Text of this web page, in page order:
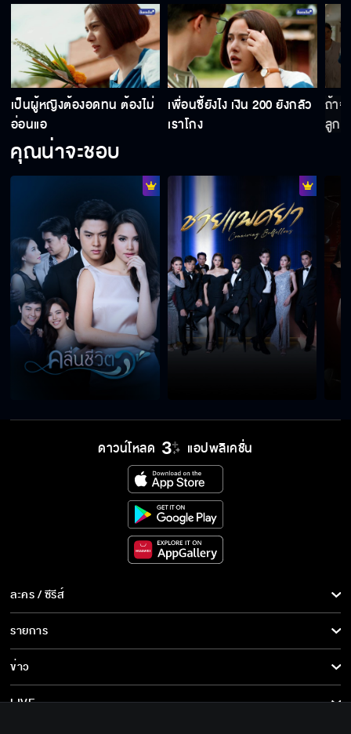
เป็นผู้หญิงต้องอดทน ต้องไม่
อ่อนแอ
เพื่อนซี้ยังไง เงิน 200 ยังกลัว
เราโกง
ถ้าจ
ลูก
คุณน่าจะชอบ
ดาวน์โหลด แอปพลิเคชั่น
ละคร / ซีรีส์
ละคร/ซีรีส์
ซีรีส์นานาชาติ
การ์ตูน & เกม
รายการ
รายการทั้งหมด
ข่าว
ข่าวทั้งหมด
LIVE